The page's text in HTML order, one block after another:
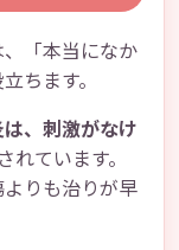
「本当になか
ちます。
、刺激がなけ
れています。
りも治りが早